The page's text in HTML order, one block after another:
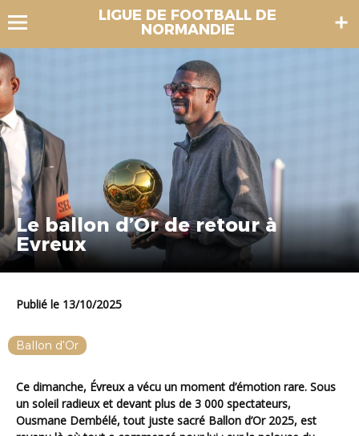
LIGUE DE FOOTBALL DE
NORMANDIE
Le ballon d’Or de retour à
Evreux
Publié le 13/10/2025
Ballon d'Or
Ce dimanche, Évreux a vécu un moment d’émotion rare. Sous
un soleil radieux et devant plus de 3 000 spectateurs,
Ousmane Dembélé, tout juste sacré Ballon d’Or 2025, est